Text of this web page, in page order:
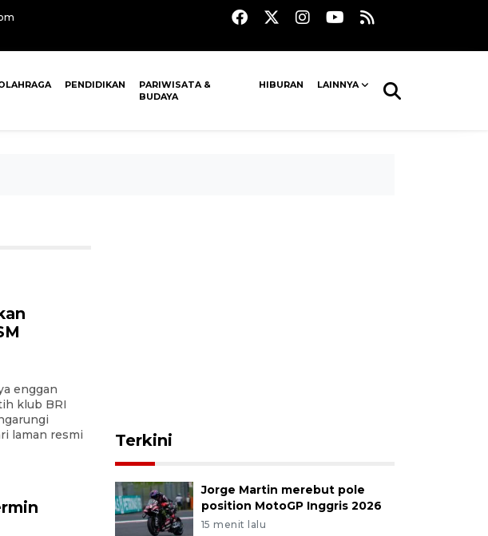
PENDIDIKAN
PARIWISATA &
BUDAYA
HIBURAN LAINNYA
enggan
klub BRI
laman resmi
Terkini
Jorge Martin merebut pole
position MotoGP Inggris 2026
15 menit lalu